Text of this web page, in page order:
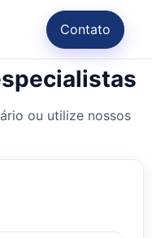
Contato
ou utilize nossos